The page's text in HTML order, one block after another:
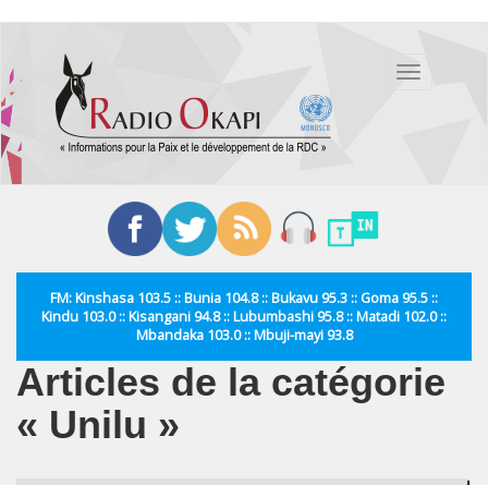
contenu
principal
Toggle
FM: Kinshasa 103.5 :: Bunia 104.8 :: Bukavu 95.3 :: Goma 95.5 ::
Kindu 103.0 :: Kisangani 94.8 :: Lubumbashi 95.8 :: Matadi 102.0 ::
Mbandaka 103.0 :: Mbuji-mayi 93.8
Articles de la catégorie
« Unilu »